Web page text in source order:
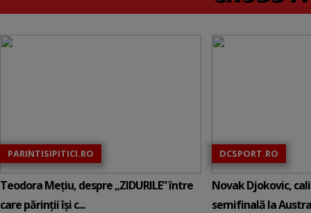
PARINTISIPITICI.RO
Teodora Mețiu, despre „ZIDURILE” între
care părinții își c...
DCSPORT.RO
Novak Djokovic,
semifinală la